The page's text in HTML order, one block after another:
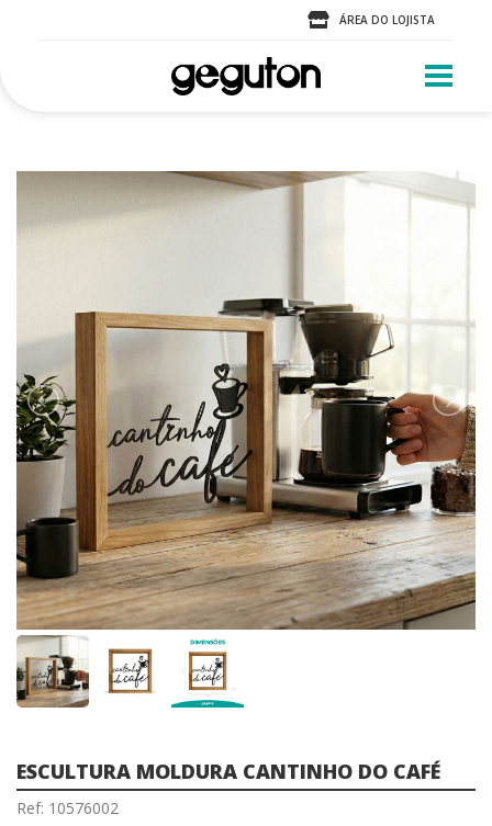
ÁREA DO LOJISTA
ESCULTURA MOLDURA CANTINHO DO CAFÉ
Ref: 10576002